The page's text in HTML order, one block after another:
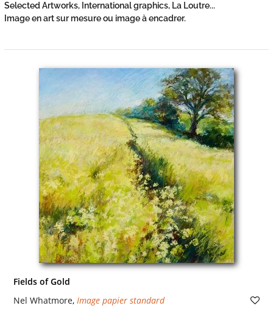
Selected Artworks, International graphics, La Loutre...
Image en art sur mesure ou image à encadrer.
Fields of Gold
Nel Whatmore, Image papier standard